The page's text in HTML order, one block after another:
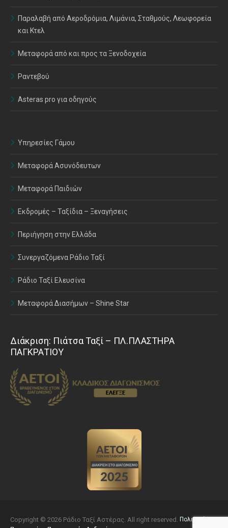
Παραλαβή από Αεροδρόμια, Λιμάνια, Σταθμούς, Λεωφορεία
και Κτελ
Μεταφορά από και προς τα Ξενοδοχεία
Ραντεβού
Asteras pro για οδηγούς
Υπηρεσίες Γάμου
Μεταφορά Ασυνόδευτων
Μεταφορά Παιδιών
Εκδρομές – Ταξίδια – Ξεναγήσεις
Περιήγηση στην Ελλάδα
Συνεργαζόμενα Ράδιο Ταξί
Ράδιο Ταξί Ελευσίνα
Μεταφορά Διασήμων – Shine Star
Διάκριση: Πιάτσα Ταξί – ΠΛ.ΠΛΑΣΤΗΡΑ
ΠΑΓΚΡΑΤΙΟΥ
Copyright © 2026 Ράδιο Ταξί Αστέρας. All right reserved. Πολιτική